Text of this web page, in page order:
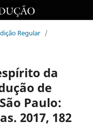
Regular /
da
de
Paulo:
2017, 182